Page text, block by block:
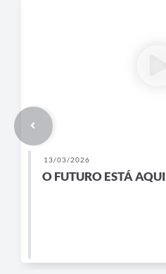
13/03/2026
O FUTURO ESTÁ AQUI